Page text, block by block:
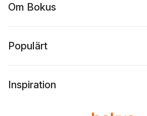
Om Bokus
Populärt
Inspiration